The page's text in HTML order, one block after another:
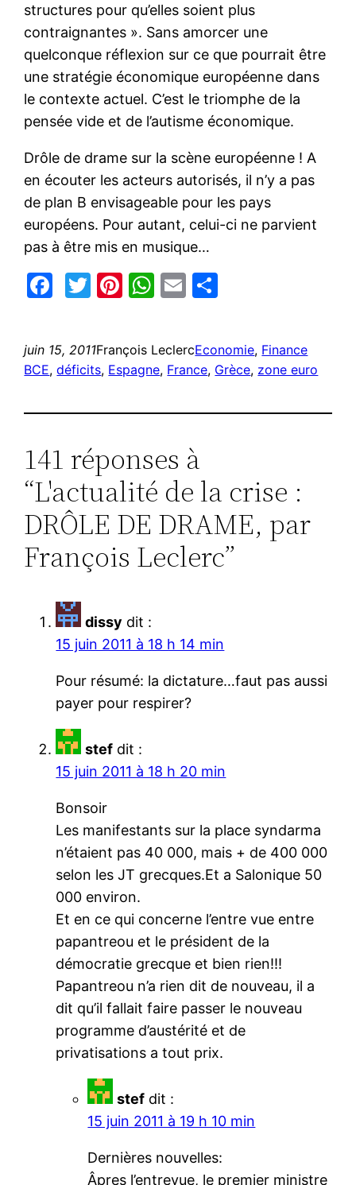
structures pour qu’elles soient plus
contraignantes ». Sans amorcer une
quelconque réflexion sur ce que pourrait être
une stratégie économique européenne dans
le contexte actuel. C’est le triomphe de la
pensée vide et de l’autisme économique.
Drôle de drame sur la scène européenne ! A
en écouter les acteurs autorisés, il n’y a pas
de plan B envisageable pour les pays
européens. Pour autant, celui-ci ne parvient
pas à être mis en musique…
Facebook
Twitter
Pinterest
WhatsApp
Email
juin 15, 2011François LeclercEconomie, Finance
BCE, déficits, Espagne, France, Grèce, zone euro
141 réponses à
“L'actualité de la crise :
DRÔLE DE DRAME, par
François Leclerc”
dissy dit :
15 juin 2011 à 18 h 14 min
Pour résumé: la dictature…faut pas aussi
payer pour respirer?
stef dit :
15 juin 2011 à 18 h 20 min
Bonsoir
Les manifestants sur la place syndarma
n’étaient pas 40 000, mais + de 400 000
selon les JT grecques.Et a Salonique 50
000 environ.
Et en ce qui concerne l’entre vue entre
papantreou et le président de la
démocratie grecque et bien rien!!!
Papantreou n’a rien dit de nouveau, il a
dit qu’il fallait faire passer le nouveau
programme d’austérité et de
privatisations a tout prix.
stef dit :
15 juin 2011 à 19 h 10 min
Dernières nouvelles:
Âpres l’entrevue, le premier ministre